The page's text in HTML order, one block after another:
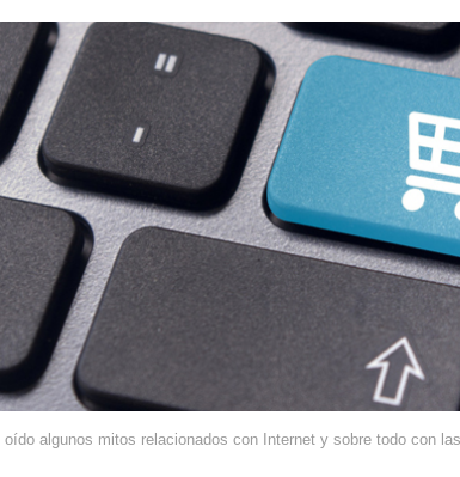
oído algunos mitos relacionados con Internet y sobre todo con